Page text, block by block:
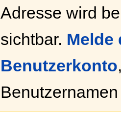
Adresse wird
sichtbar. Melde
Benutzerkonto